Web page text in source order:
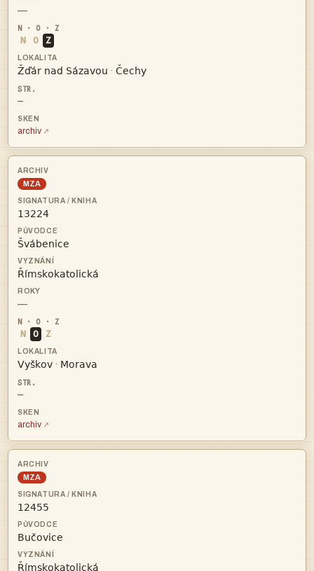
—
N O Z
 · 
—
archiv
MZA



—
N O Z
 · 
—
archiv
MZA


